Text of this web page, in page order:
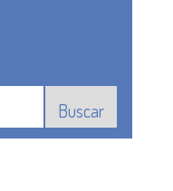
Buscar